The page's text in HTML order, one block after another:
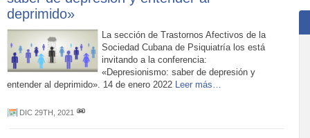
deprimido»
La sección de Trastornos Afectivos de la
Sociedad Cubana de Psiquiatría los está
invitando a la conferencia:
«Depresionismo: saber de depresión y
entender al deprimido». 14 de enero 2022 Leer más…
DIC 29TH, 2021